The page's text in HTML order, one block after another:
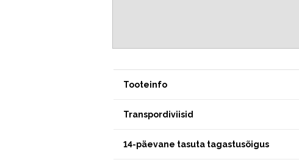
Tooteinfo
Transpordiviisid
14-päevane tasuta tagastusõigus